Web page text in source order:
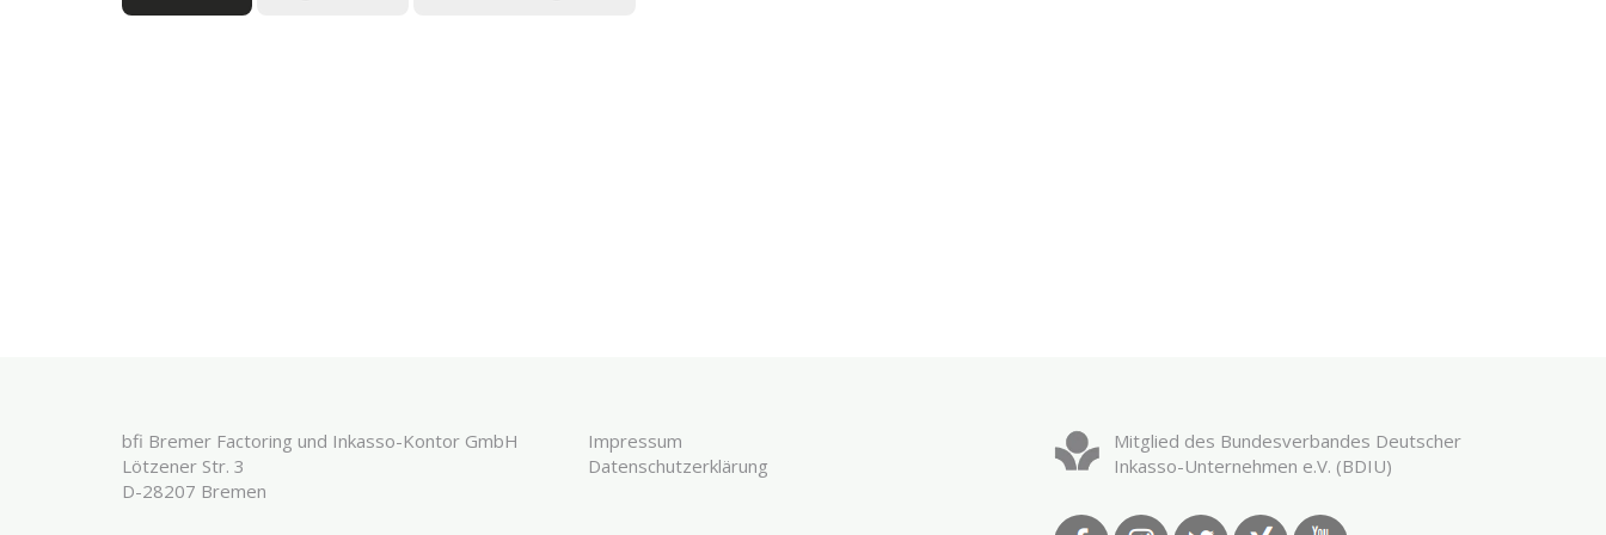
bfi Bremer Factoring und Inkasso-Kontor GmbH
Lötzener Str. 3
D-28207 Bremen
Impressum
Datenschutzerklärung
Mitglied des Bundesverbandes Deutscher
Inkasso-Unternehmen e.V. (BDIU)